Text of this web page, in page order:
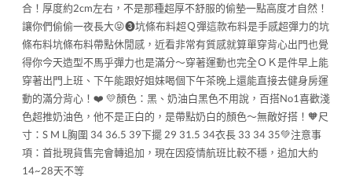
合！厚度約2cm左右，不是那種超厚不舒服的偷墊一點高度才自然！
讓你們偷偷一夜長大😝❸坑條布料超Ｑ彈這款布料是手感超彈力的坑
條布料坑條布料帶點休閒感，近看非常有質感就算單穿背心出門也覺
得你今天造型不馬乎彈力也是滿分～穿著運動也完全ＯＫ是件早上能
穿著出門上班、下午能跟好姐妹喝個下午茶晚上還能直接去健身房運
動的滿分背心！❤️ 💛顏色：黑、奶油白黑色不用說，百搭No1喜歡淺
色超推奶油色，他不是正白的，是帶點奶白的顏色～無敵好搭！🧡尺
寸：S M L胸圍 34 36.5 39下擺 29 31.5 34衣長 33 34 35💚注意事
項：首批現貨售完會轉追加，現在因疫情航班比較不穩，追加大約
14~28天不等